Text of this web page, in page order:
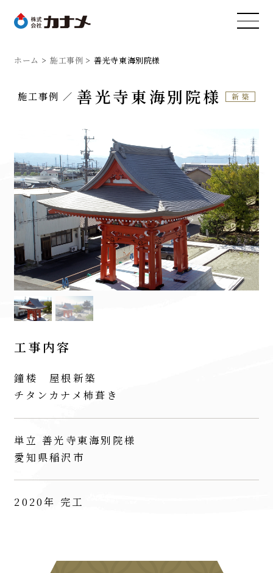
ホーム 施工事例 善光寺東海別院様
施工事例 善光寺東海別院様 新築
工事内容
鐘楼 屋根新築
チタンカナメ杮葺き
単立 善光寺東海別院様
愛知県稲沢市
2020年 完工